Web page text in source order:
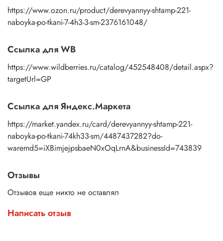
https://www.ozon.ru/product/derevyannyy-shtamp-221-
naboyka-po-tkani-7-4h3-3-sm-2376161048/
Ссылка для WB
https://www.wildberries.ru/catalog/452548408/detail.aspx?
targetUrl=GP
Ссылка для Яндекс.Маркета
https://market.yandex.ru/card/derevyannyy-shtamp-221-
naboyka-po-tkani-74kh33-sm/4487437282?do-
waremd5=iXBimjejpsbaeN0xOqLrnA&businessId=743839
Отзывы
Отзывов еще никто не оставлял
Написать отзыв